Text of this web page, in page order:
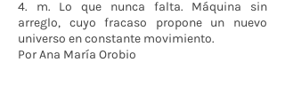
4. m. Lo que nunca falta. Máquina sin
arreglo, cuyo fracaso propone un nuevo
universo en constante movimiento.
Por Ana María Orobio